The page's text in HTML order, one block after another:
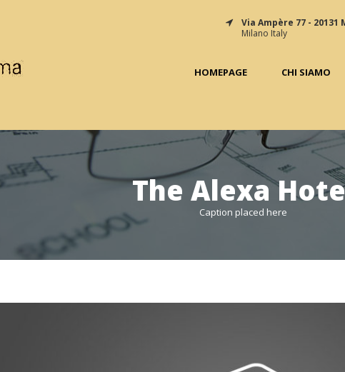
Via Ampère 77 - 20131
Milano Italy
HOMEPAGE CHI SIAMO
The Alexa
Caption placed here